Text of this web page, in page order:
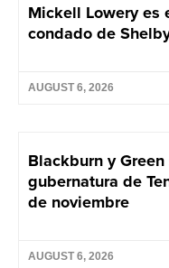
Mickell Lowery es
condado de
AUGUST 6, 2026
Blackburn y
gubernatura de
de noviembre
AUGUST 6, 2026